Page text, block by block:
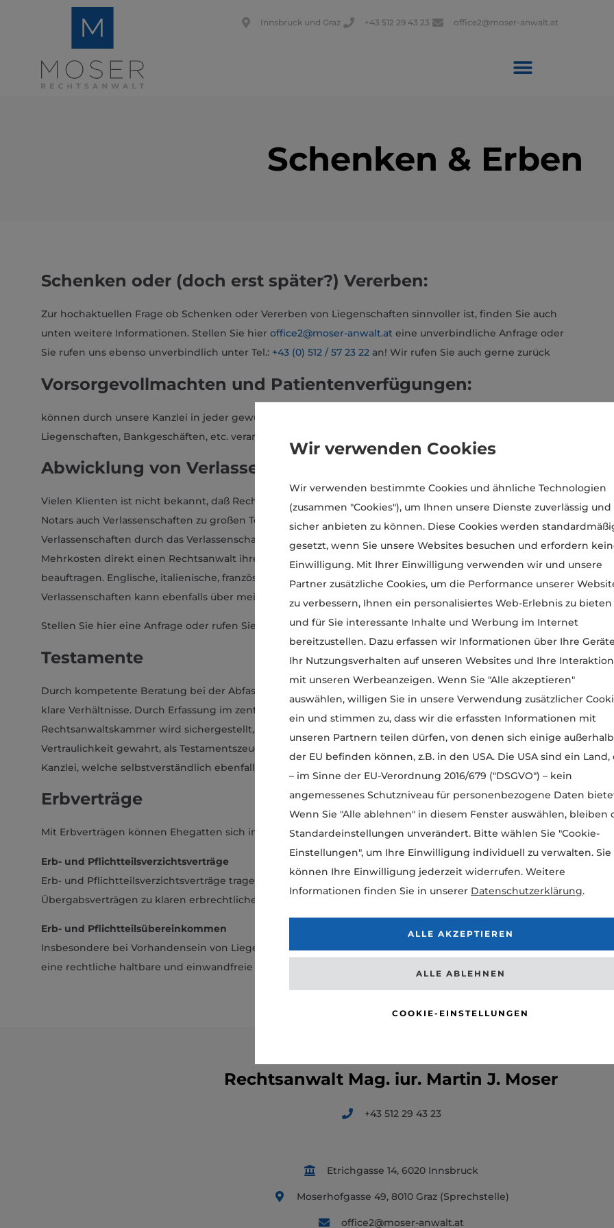
Innsbruck und Graz +43 512 29 43 23 office2@moser-anwalt.at
Schenken & Erben
Schenken oder (doch erst später?) Vererben:
Zur hochaktuellen Frage ob Schenken oder Vererben von Liegenschaften sinnvoller ist, finden Sie auch
unten weitere Informationen. Stellen Sie hier office2@moser-anwalt.at eine unverbindliche Anfrage oder
Sie rufen uns ebenso unverbindlich unter Tel.: +43 (0) 512 / 57 23 22 an! Wir rufen Sie auch gerne zurück
Vorsorgevollmachten und Patientenverfügungen:
können durch unsere Kanzlei in jeder gewünschten Form und auch betreffend Verfügungen hinsichtlich
Liegenschaften, Bankgeschäften, etc. veranlasst werden.
Abwicklung von Verlassenschaften:
Vielen Klienten ist nicht bekannt, daß Rechtsanwälte bei Beauftragung durch alle Erben anstelle des
Notars auch Verlassenschaften zu großen Teilen abwickeln. Dem Gerichtskommissär werden die
Verlassenschaften durch das Verlassenschaftsgericht zur Abhandlung zugewiesen. Sie können dann ohne
Mehrkosten direkt einen Rechtsanwalt ihres Vertrauens mit der Abwicklung der Verlassenschaft
beauftragen. Englische, italienische, französische und spanische Korrespondenz bei auslandsbezogenen
Verlassenschaften kann ebenfalls über meine Kanzlei abgewickelt werden.
Stellen Sie hier eine Anfrage oder rufen Sie uns unter Tel.:+43 (0) 512 / 57 23 22an!
Testamente
Durch kompetente Beratung bei der Abfassung Ihres letzten Willens vermeiden Sie Streit und schaffen
klare Verhältnisse. Durch Erfassung im zentralen Testamentsregister der österreichischen
Rechtsanwaltskammer wird sichergestellt, daß das Testament nicht „verlorengeht“. Gleichzeitig ist die
Vertraulichkeit gewahrt, als Testamentszeugen fungieren auf Wunsch ausschließlich Mitarbeiter meiner
Kanzlei, welche selbstverständlich ebenfalls der anwaltlichen Verschwiegenheitspflicht unterliegen.
Erbverträge
Mit Erbverträgen können Ehegatten sich in der Erbfolge gegenseitig absichern.
Erb- und Pflichtteilsverzichtsverträge
Erb- und Pflichtteilsverzichtsverträge tragen insbesondere im Zusammenhang mit Schenkungs- und
Übergabsverträgen zu klaren erbrechtlichen Verhältnissen bereits zu Lebzeiten bei.
Erb- und Pflichtteilsübereinkommen
Insbesondere bei Vorhandensein von Liegenschaftsvermögen werden klare Verhältnisse geschaffen durch
eine rechtliche haltbare und einwandfreie Vereinbarung.
Rechtsanwalt Mag. iur. Martin J. Moser
+43 512 29 43 23
Etrichgasse 14, 6020 Innsbruck
Moserhofgasse 49, 8010 Graz (Sprechstelle)
office2@moser-anwalt.at
Wir verwenden Cookies
Wir verwenden bestimmte Cookies und ähnliche Technologien
(zusammen "Cookies"), um Ihnen unsere Dienste zuverlässig und
sicher anbieten zu können. Diese Cookies werden
gesetzt, wenn Sie unsere Websites besuchen und erfordern
Einwilligung. Mit Ihrer Einwilligung verwenden wir und unsere
Partner zusätzliche Cookies, um die Performance unserer
zu verbessern, Ihnen ein personalisiertes Web-Erlebnis zu bieten
und für Sie interessante Inhalte und Werbung im Internet
bereitzustellen. Dazu erfassen wir Informationen über Ihre
Ihr Nutzungsverhalten auf unseren Websites und Ihre Interaktion
mit unseren Werbeanzeigen. Wenn Sie "Alle akzeptieren"
auswählen, willigen Sie in unsere Verwendung zusätzlicher
ein und stimmen zu, dass wir die erfassten Informationen mit
unseren Partnern teilen dürfen, von denen sich einige außerhalb
der EU befinden können, z.B. in den USA. Die USA sind ein Land,
– im Sinne der EU-Verordnung 2016/679 ("DSGVO") – kein
angemessenes Schutzniveau für personenbezogene Daten
Wenn Sie "Alle ablehnen" in diesem Fenster auswählen, bleiben
Standardeinstellungen unverändert. Bitte wählen Sie "Cookie-
Einstellungen", um Ihre Einwilligung individuell zu verwalten. Sie
können Ihre Einwilligung jederzeit widerrufen. Weitere
Informationen finden Sie in unserer Datenschutzerklärung.
ALLE AKZEPTIEREN
ALLE ABLEHNEN
COOKIE-EINSTELLUNGEN